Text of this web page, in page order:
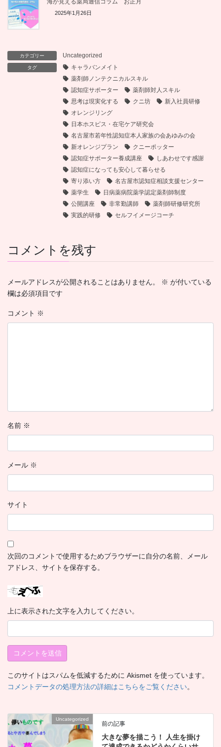
海が見える薬局通信コラム お正月
2025年1月26日
カテゴリー Uncategorized
タグ
キャラバンメイト
薬剤師ノンテクニカルスキル
認知症サポーター
薬剤師対人スキル
思考は現実化する
クニ坊
新入社員研修
オレンジリング
日本ホスピス・在宅ケア研究会
名古屋市若年性認知症本人家族の会あゆみの会
新オレンジプラン
クニーポッター
認知症サポーター養成講座
しあわせです感謝
認知症になっても安心して暮らせる
寄り添い方
名古屋市認知症相談支援センター
薬学生
日病薬病院薬学認定薬剤師制度
公開講座
非常勤講師
薬剤師研修研究所
実践的研修
セルフイメージコーチ
コメントを残す
メールアドレスが公開されることはありません。 ※ が付いている
欄は必須項目です
コメント ※
名前 ※
メール ※
サイト
次回のコメントで使用するためブラウザーに自分の名前、メール
アドレス、サイトを保存する。
上に表示された文字を入力してください。
このサイトはスパムを低減するために Akismet を使っています。
コメントデータの処理方法の詳細はこちらをご覧ください。
Uncategorized
前の記事
大きな夢を描こう！ 人生を掛け